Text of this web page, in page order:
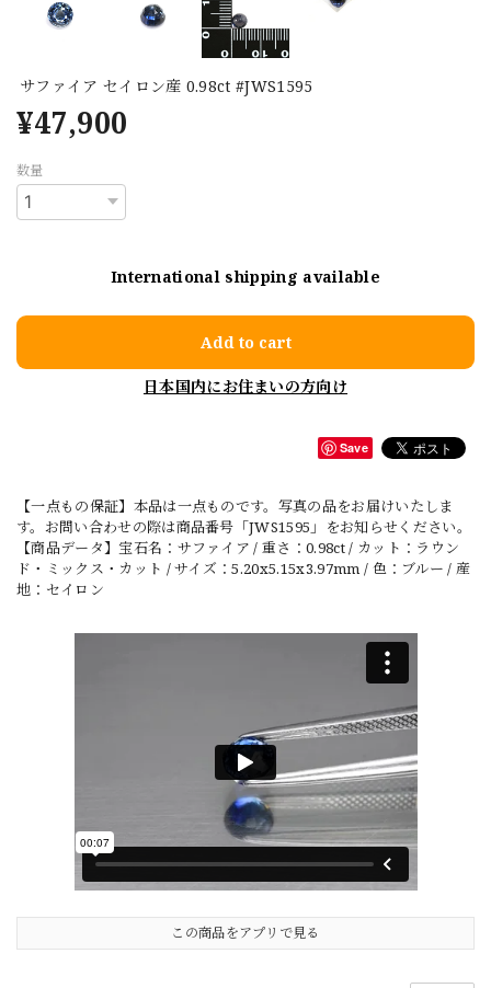
サファイア セイロン産 0.98ct #JWS1595
¥47,900
数量
International shipping available
Add to cart
日本国内にお住まいの方向け
Save
【一点もの保証】本品は一点ものです。写真の品をお届けいたしま
す。お問い合わせの際は商品番号「JWS1595」をお知らせください。
【商品データ】宝石名：サファイア / 重さ：0.98ct / カット：ラウン
ド・ミックス・カット / サイズ：5.20x5.15x3.97mm / 色：ブルー / 産
地：セイロン
この商品をアプリで見る